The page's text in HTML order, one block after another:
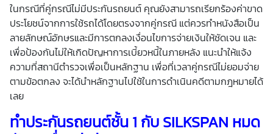
ในกรณีที่คู่กรณีไม่มีประกันรถยนต์ คุณยังสามารถเรียกร้องค่าขาด
ประโยชน์จากการใช้รถได้โดยตรงจากคู่กรณี แต่ควรทำหนังสือเป็น
ลายลักษณ์อักษรและมีการตกลงเงื่อนไขการจ่ายเงินให้ชัดเจน และ
เพื่อป้องกันไม่ให้เกิดปัญหาการเบี้ยวหนี้ในภายหลัง แนะนำให้แจ้ง
ความที่สถานีตำรวจเพื่อเป็นหลักฐาน เพื่อที่เวลาคู่กรณีไม่ยอมจ่าย
ตามข้อตกลง จะได้นำหลักฐานไปใช้ในการดำเนินคดีตามกฎหมายได้
เลย
ทำประกันรถยนต์ชั้น 1 กับ SILKSPAN หมด